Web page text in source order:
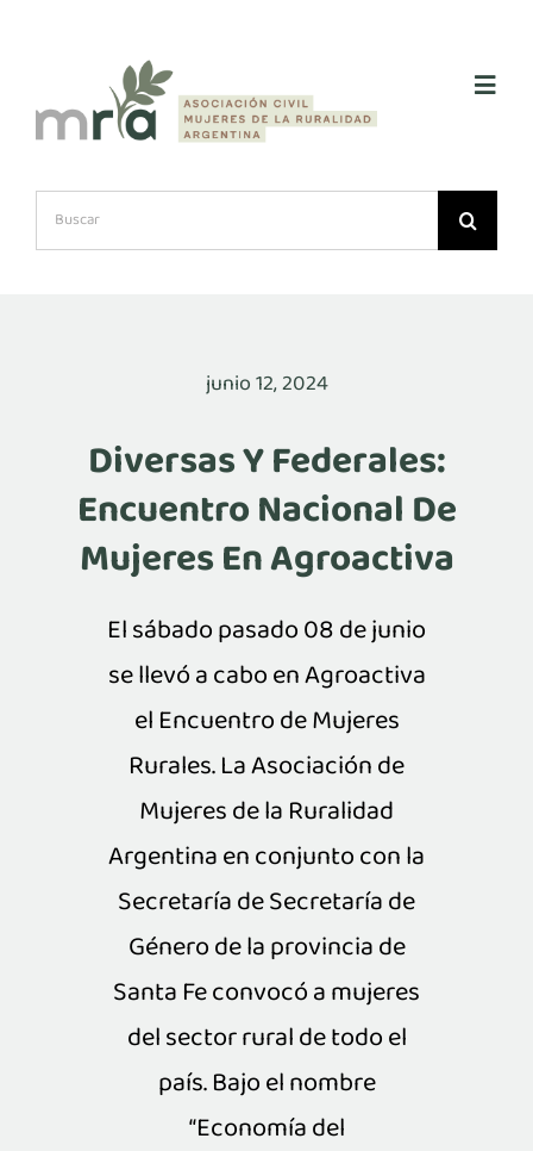
Inicio
Asociarse
junio 12, 2024
Diversas Y Federales:
Encuentro Nacional De
Mujeres En Agroactiva
El sábado pasado 08 de junio
se llevó a cabo en Agroactiva
el Encuentro de Mujeres
Rurales. La Asociación de
Mujeres de la Ruralidad
Argentina en conjunto con la
Secretaría de Secretaría de
Género de la provincia de
Santa Fe convocó a mujeres
del sector rural de todo el
país. Bajo el nombre
“Economía del